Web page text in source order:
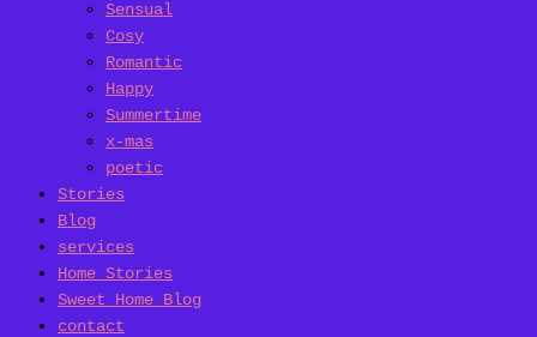
Sensual
Cosy
Romantic
Happy
Summertime
x-mas
poetic
Stories
Blog
services
Home Stories
Sweet Home Blog
contact